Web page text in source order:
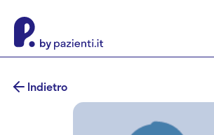
Indietro